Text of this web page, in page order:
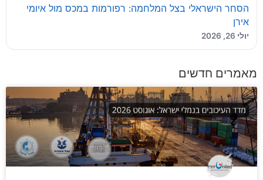
הסחר הישראלי בצל המלחמה: רפורמות במכס מול איומי
אירן
יולי 26, 2026
מאמרים חדשים